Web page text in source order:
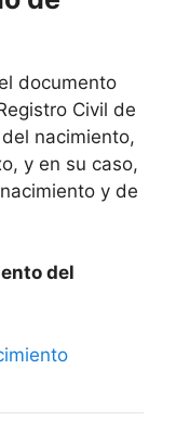
documento
Civil de
nacimiento,
y en su caso,
y de
del